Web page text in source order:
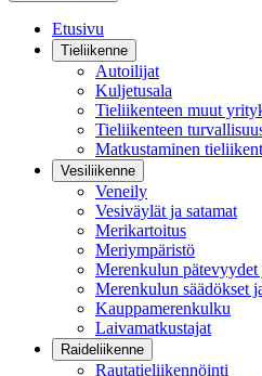
Etusivu
Tieliikenne
Autoilijat
Kuljetusala
Tieliikenteen muut
Tieliikenteen
Matkustaminen
Vesiliikenne
Veneily
Vesiväylät ja satamat
Merikartoitus
Meriympäristö
Merenkulun pätevyydet
Merenkulun säädökset
Kauppamerenkulku
Laivamatkustajat
Raideliikenne
Rautatieliikennöinti